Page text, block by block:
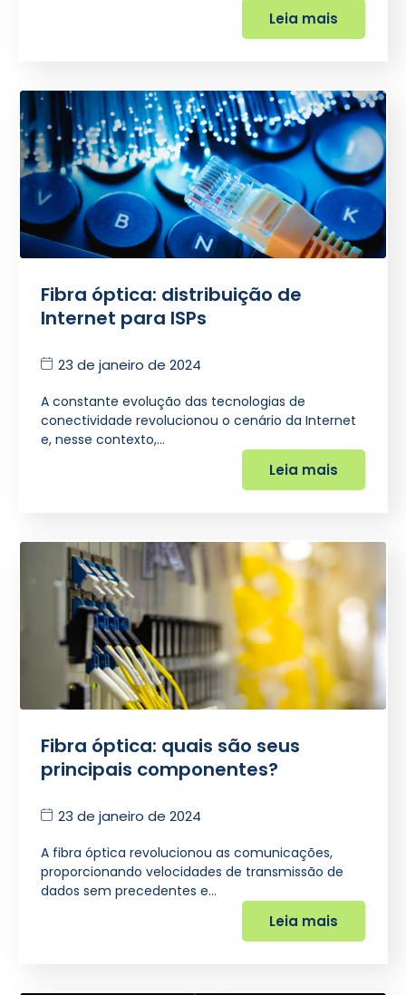
Leia mais
Fibra óptica: distribuição de
Internet para ISPs
23 de janeiro de 2024
A constante evolução das tecnologias de
conectividade revolucionou o cenário da Internet
e, nesse contexto,…
Leia mais
Fibra óptica: quais são seus
principais componentes?
23 de janeiro de 2024
A fibra óptica revolucionou as comunicações,
proporcionando velocidades de transmissão de
dados sem precedentes e…
Leia mais